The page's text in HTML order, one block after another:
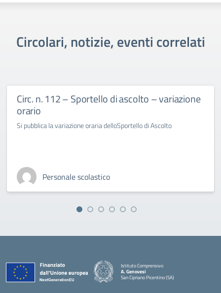
Circolari, notizie, eventi correlati
Circ. n. 112 – Sportello di ascolto – variazione
orario
Si pubblica la variazione oraria delloSportello di Ascolto
Personale scolastico
Istituto Comprensivo
A. Genovesi
San Cipriano Picentino (SA)
— Visita la pagina iniziale della scuola